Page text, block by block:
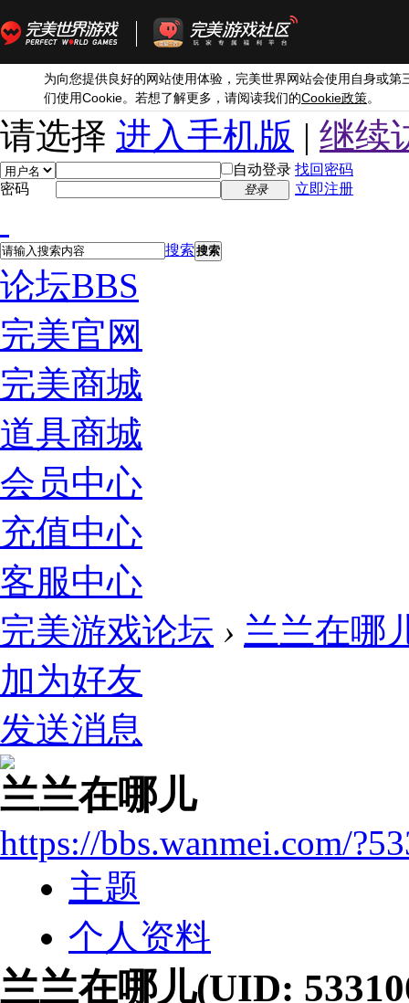
为向您提供良好的网站使用体验，完美世界网站会使用自身或第
们使用Cookie。若想了解更多，请阅读我们的Cookie政策。
请选择 进入手机版 | 继续
自动登录 找回密码
密码
登录 立即注册
搜索 搜索
论坛BBS
完美官网
完美商城
道具商城
会员中心
充值中心
客服中心
完美游戏论坛 › 兰兰在哪
加为好友
发送消息
兰兰在哪儿
https://bbs.wanmei.com/
主题
个人资料
兰兰在哪儿(UID: